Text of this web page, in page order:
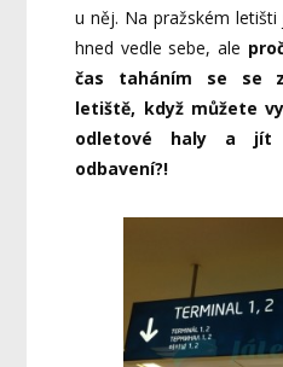
u něj. Na pražském
hned vedle sebe, ale
čas taháním se se
letiště, když můžete
odletové haly a jít
odbavení?!